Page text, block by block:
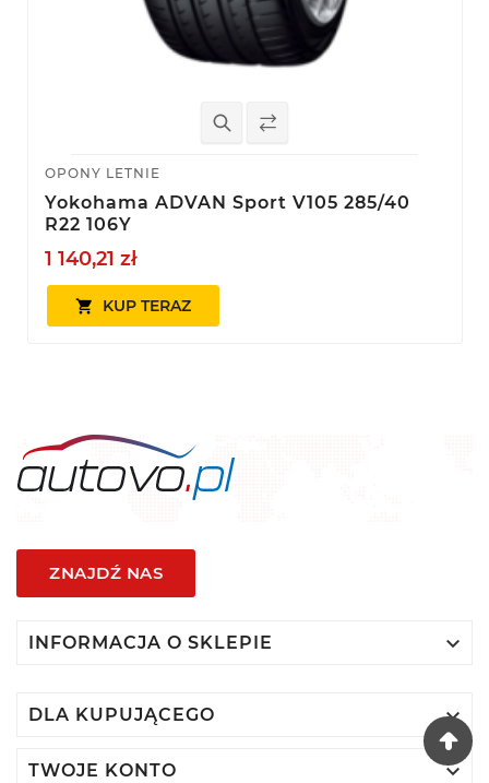
OPONY LETNIE
Yokohama ADVAN Sport V105 285/40
R22 106Y
1 140,21 zł
 KUP TERAZ
ZNAJDŹ NAS
INFORMACJA O SKLEPIE 
DLA KUPUJĄCEGO 
TWOJE KONTO 